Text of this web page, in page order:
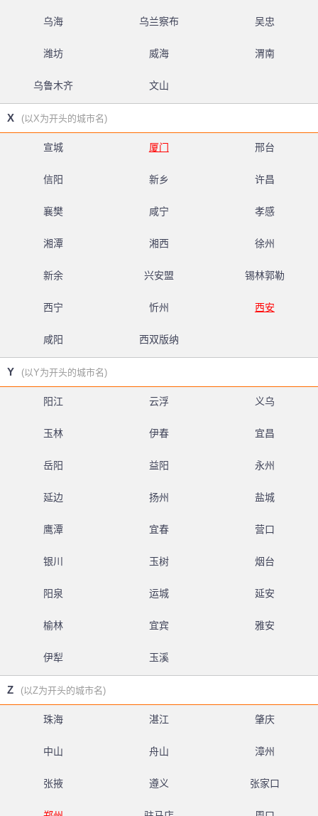
乌海 乌兰察布 吴忠
潍坊 威海 渭南
乌鲁木齐 文山
X (以X为开头的城市名)
宣城 厦门 邢台
信阳 新乡 许昌
襄樊 咸宁 孝感
湘潭 湘西 徐州
新余 兴安盟 锡林郭勒
西宁 忻州 西安
咸阳 西双版纳
Y (以Y为开头的城市名)
阳江 云浮 义乌
玉林 伊春 宜昌
岳阳 益阳 永州
延边 扬州 盐城
鹰潭 宜春 营口
银川 玉树 烟台
阳泉 运城 延安
榆林 宜宾 雅安
伊犁 玉溪
Z (以Z为开头的城市名)
珠海 湛江 肇庆
中山 舟山 漳州
张掖 遵义 张家口